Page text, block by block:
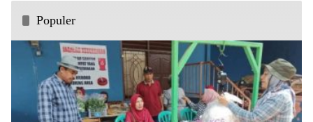
Populer